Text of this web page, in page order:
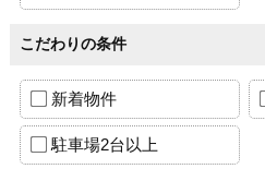
こだわりの条件
新着物件
駐車場2台以上